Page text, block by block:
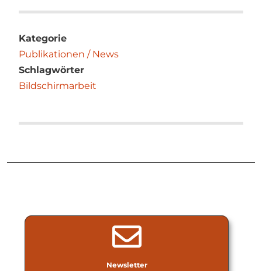
Newsletter
Kategorie
Publikationen / News
Schlagwörter
Bildschirmarbeit